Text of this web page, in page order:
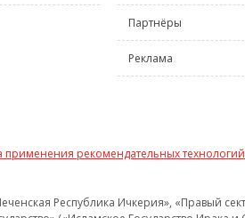
Партнёры
Реклама
применения рекомендательных технологий
Республика Ичкерия», «Правый